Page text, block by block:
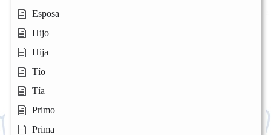
Esposa
Hijo
Hija
Tío
Tía
Primo
Prima